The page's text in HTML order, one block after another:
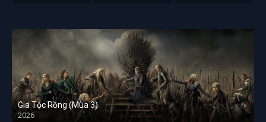
Gia Tộc Rồng (Mùa 3)
2026